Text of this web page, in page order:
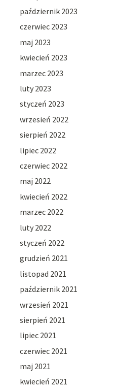
październik 2023
czerwiec 2023
maj 2023
kwiecień 2023
marzec 2023
luty 2023
styczeń 2023
wrzesień 2022
sierpień 2022
lipiec 2022
czerwiec 2022
maj 2022
kwiecień 2022
marzec 2022
luty 2022
styczeń 2022
grudzień 2021
listopad 2021
październik 2021
wrzesień 2021
sierpień 2021
lipiec 2021
czerwiec 2021
maj 2021
kwiecień 2021